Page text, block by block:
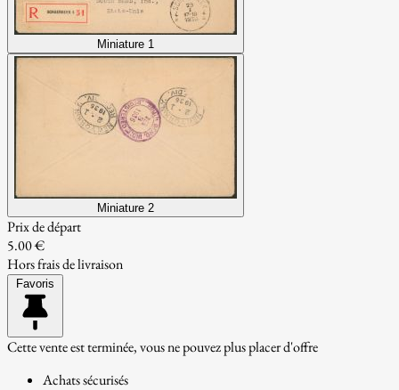
Miniature 1
Miniature 2
Prix de départ
5.00 €
Hors frais de livraison
Favoris
Cette vente est terminée, vous ne pouvez plus placer d'offre
Achats sécurisés